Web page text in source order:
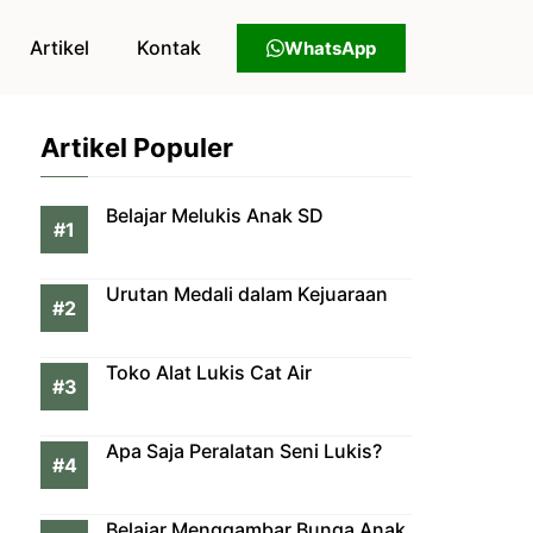
Artikel Kontak WhatsApp
Artikel Populer
Belajar Melukis Anak SD
Urutan Medali dalam Kejuaraan
Toko Alat Lukis Cat Air
Apa Saja Peralatan Seni Lukis?